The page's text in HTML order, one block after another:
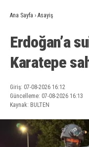
Ana Sayfa › Asayiş
Erdoğan’a
Karatepe
Giriş: 07-08-2026 16:12
Güncelleme: 07-08-2026 16:13
Kaynak: BULTEN